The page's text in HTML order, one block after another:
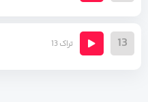
13 تراک 13